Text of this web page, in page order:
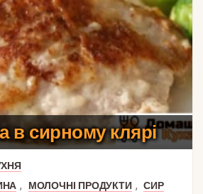
в сирному клярі
, МОЛОЧНІ ПРОДУКТИ , СИР